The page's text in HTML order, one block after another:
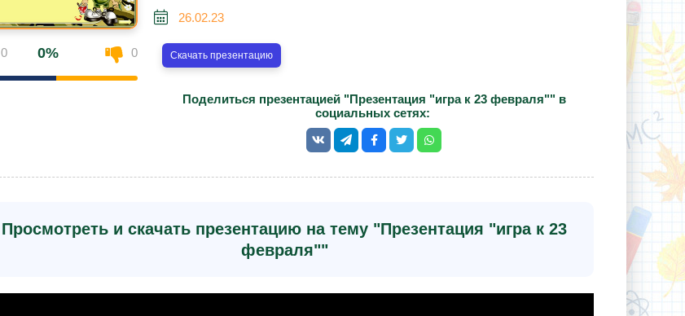
0 0% 0
26.02.23
Скачать презентацию
Поделиться презентацией "Презентация "игра к 23 февраля"" в
социальных сетях:
Просмотреть и скачать презентацию на тему "Презентация "игра к 23
февраля""